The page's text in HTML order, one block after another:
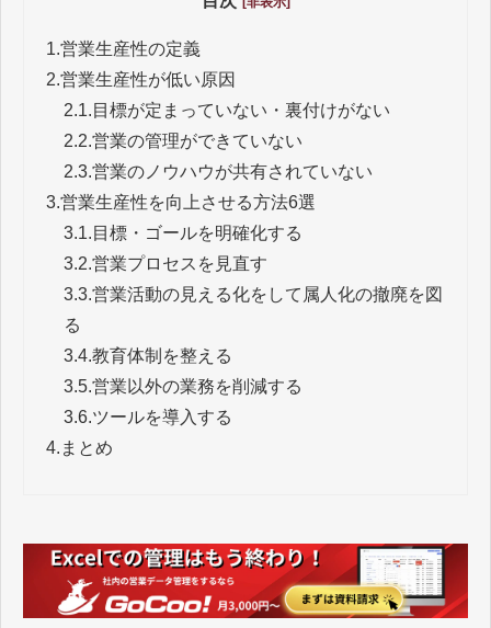
1.営業生産性の定義
2.営業生産性が低い原因
2.1. 目標が定まっていない・裏付けがない
2.2.営業の管理ができていない
2.3.営業のノウハウが共有されていない
3.営業生産性を向上させる方法6選
3.1. 目標・ゴールを明確化する
3.2.営業プロセスを見直す
3.3.営業活動の見える化をして属人化の撤廃を図
る
3.4.教育体制を整える
3.5.営業以外の業務を削減する
3.6.ツールを導入する
4. まとめ